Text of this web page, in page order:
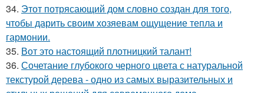
34. Этот потрясающий дом словно создан для того,
чтобы дарить своим хозяевам ощущение тепла и
гармонии.
35. Вот это настоящий плотницкий талант!
36. Сочетание глубокого черного цвета с натуральной
текстурой дерева - одно из самых выразительных и